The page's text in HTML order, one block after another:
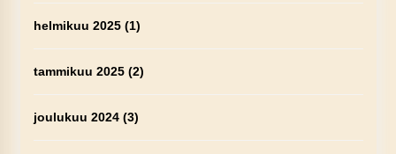
helmikuu 2025(1)
tammikuu 2025(2)
joulukuu 2024(3)